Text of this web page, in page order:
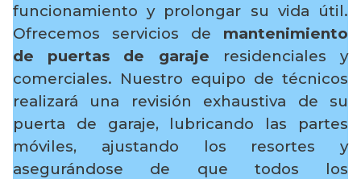
funcionamiento y prolongar su vida útil.
Ofrecemos servicios de mantenimiento
de puertas de garaje residenciales y
comerciales. Nuestro equipo de técnicos
realizará una revisión exhaustiva de su
puerta de garaje, lubricando las partes
móviles, ajustando los resortes y
asegurándose de que todos los